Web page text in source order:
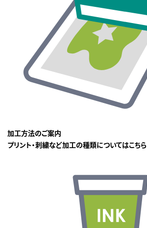
加工方法のご案内
プリント・刺繍など加工の種類についてはこちら